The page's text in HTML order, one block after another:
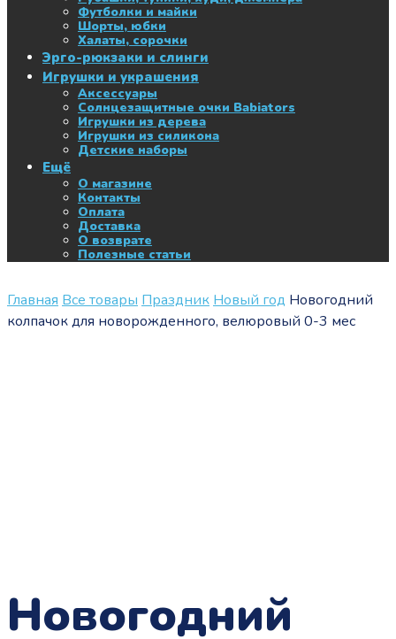
Футболки и майки
Шорты, юбки
Халаты, сорочки
Эрго-рюкзаки и слинги
Игрушки и украшения
Аксессуары
Солнцезащитные очки Babiators
Игрушки из дерева
Игрушки из силикона
Детские наборы
Ещё
О магазине
Контакты
Оплата
Доставка
О возврате
Полезные статьи
Главная Все товары Праздник Новый год Новогодний
колпачок для новорожденного, велюровый 0-3 мес
Новогодний